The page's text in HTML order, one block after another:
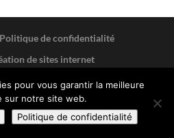
Politique de confidentialité
de sites internet
pour vous garantir la meilleure
sur notre site web.
Politique de confidentialité